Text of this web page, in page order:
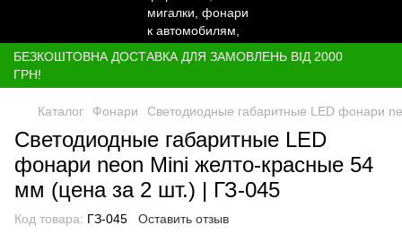
БЕЗКОШТОВНА ДОСТАВКА ДЛЯ ЗАМОВЛЕНЬ ВІД 2000
ГРН!
Каталог Фонари Светодиодные габаритные LED фонари
Светодиодные габаритные LED
фонари neon Mini желто-красные 54
мм (цена за 2 шт.) | ГЗ-045
Код товара: ГЗ-045 Оставить отзыв